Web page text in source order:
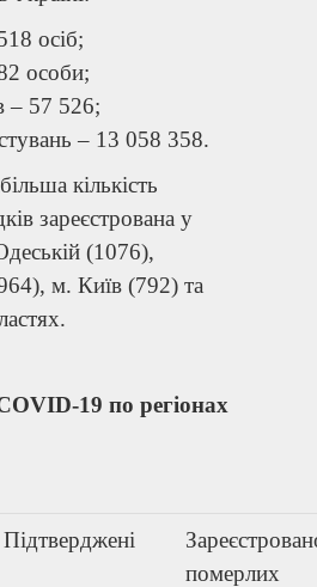
осіб;
особи;
– 57 526;
– 13 058 358.
кількість
зареєстрована у
(1076),
м. Київ (792) та
19 по регіонах
Підтверджені
померлих